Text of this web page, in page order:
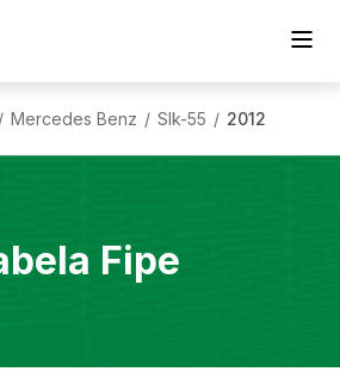
/ Mercedes Benz / Slk-55 / 2012
Fipe